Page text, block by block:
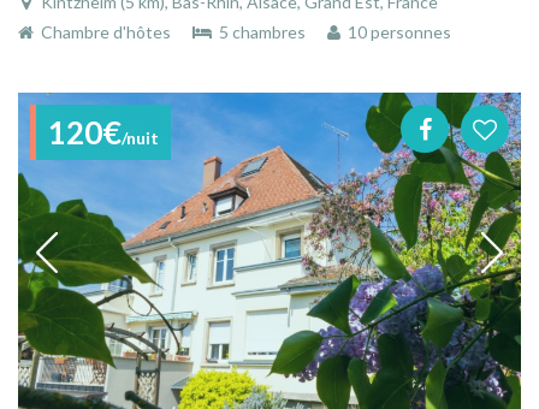
Chambre d'hôtes
5 chambres 10 personnes
120€/nuit